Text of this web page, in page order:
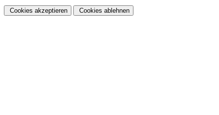
Cookies akzeptieren Cookies ablehnen